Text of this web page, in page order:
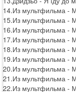
14.Из мультфильма -
15.Из мультфильма -
16.Из мультфильма -
17.Из мультфильма -
18.Из мультфильма -
19.Из мультфильма -
20.Из мультфильма -
21.Из мультфильма -
22.Из мультфильма -